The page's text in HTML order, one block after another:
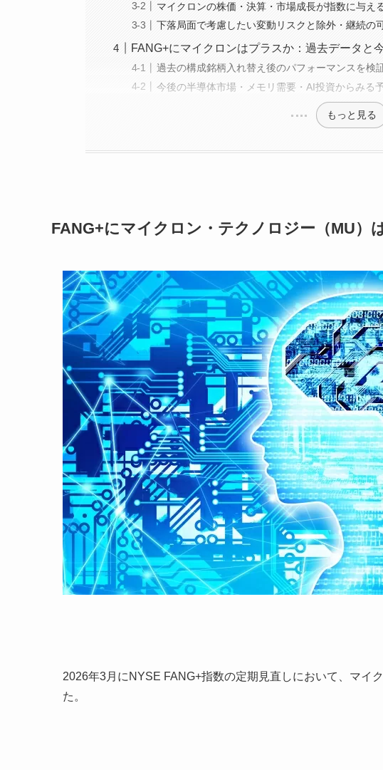
マイクロンの株価・決算・市場成長が指数に与え
下落局面で考慮したい変動リスクと除外・継続の
FANG+にマイクロンはプラスか：過去データと
過去の構成銘柄入れ替え後のパフォーマンスを検
今後の半導体市場・メモリ需要・AI投資からみる
もっと見る
FANG+にマイクロン・テクノロジー（MU）
2026年3月にNYSE FANG+指数の定期見直しにおいて、マイ
た。